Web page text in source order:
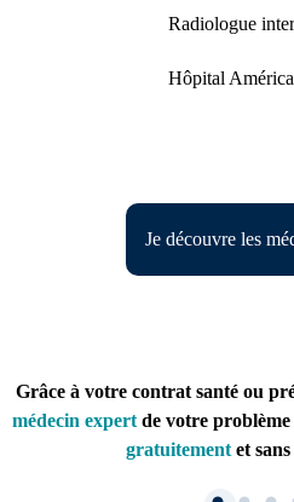
Radiologue
Hôpital
Je découvre les
Grâce à votre contrat santé ou
médecin expert de votre problème
gratuitementet sans